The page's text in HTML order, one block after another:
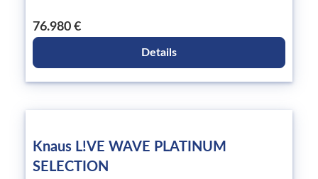
76.980 €
Details
Knaus L!VE WAVE PLATINUM
SELECTION